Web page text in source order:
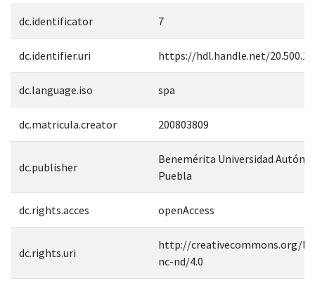
dc.identificator 7
dc.identifier.uri https://hdl.handle.net/
dc.language.iso spa
dc.matricula.creator 200803809
dc.publisher
Benemérita Universidad
Puebla
dc.rights.acces openAccess
dc.rights.uri
http://creativecommons.org/
nc-nd/4.0